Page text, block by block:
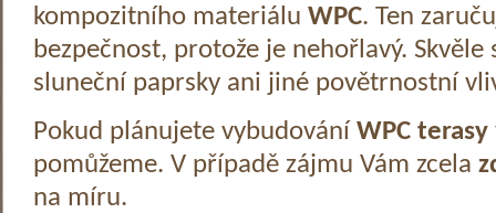
kompozitního materiálu WPC. Ten
bezpečnost, protože je nehořlavý.
sluneční paprsky ani jiné povětrnostní
Pokud plánujete vybudování WPC terasy
pomůžeme. V případě zájmu Vám zcela
na míru.